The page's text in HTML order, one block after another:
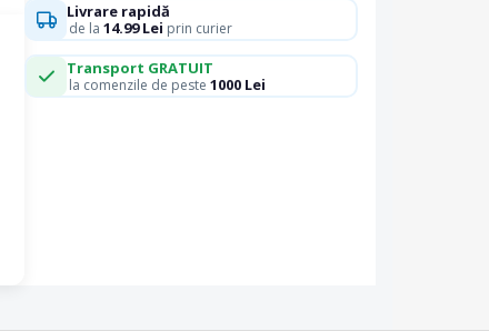
Livrare rapidă
de la 14.99 Lei prin curier
Transport GRATUIT
la comenzile de peste 1000 Lei